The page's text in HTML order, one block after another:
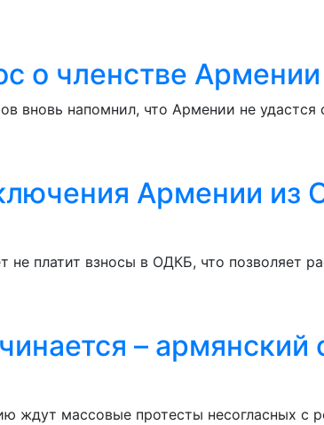
о членстве
вновь напомнил, что Армении не
Армении из
не платит взносы в ОДКБ, что позволяет
–
ждут массовые протесты несогласных с